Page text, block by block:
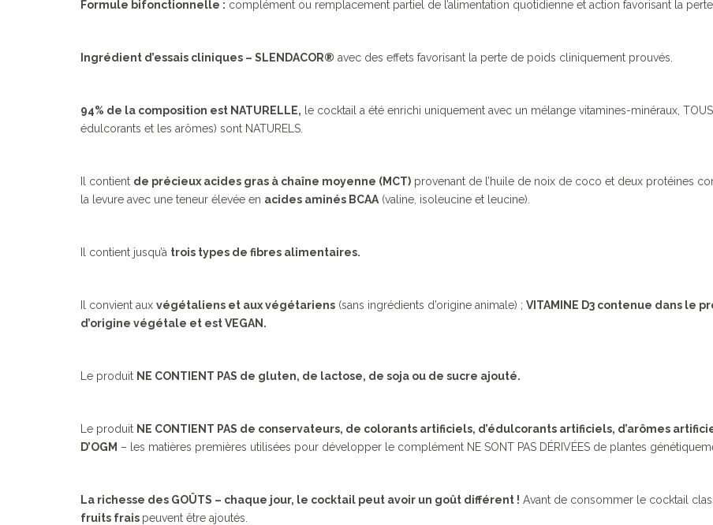
Formule bifonctionnelle : complément ou remplacement partiel de l’alimentation quotidienne et action favorisant la
Ingrédient d’essais cliniques – SLENDACOR® avec des effets favorisant la perte de poids cliniquement prouvés.
94% de la composition est NATURELLE, le cocktail a été enrichi uniquement avec un mélange vitamines-minéraux,
édulcorants et les arômes) sont NATURELS.
Il contient de précieux acides gras à chaîne moyenne (MCT) provenant de l’huile de noix de coco et deux protéines
la levure avec une teneur élevée en acides aminés BCAA (valine, isoleucine et leucine).
Il contient jusqu’à trois types de fibres alimentaires.
Il convient aux végétaliens et aux végétariens (sans ingrédients d’origine animale) ; VITAMINE D3 contenue dans le
d’origine végétale et est VEGAN.
Le produit NE CONTIENT PAS de gluten, de lactose, de soja ou de sucre ajouté.
Le produit NE CONTIENT PAS de conservateurs, de colorants artificiels, d’édulcorants artificiels, d’arômes
D’OGM – les matières premières utilisées pour développer le complément NE SONT PAS DÉRIVÉES de plantes
La richesse des GOÛTS – chaque jour, le cocktail peut avoir un goût différent ! Avant de consommer le cocktail
fruits frais peuvent être ajoutés.